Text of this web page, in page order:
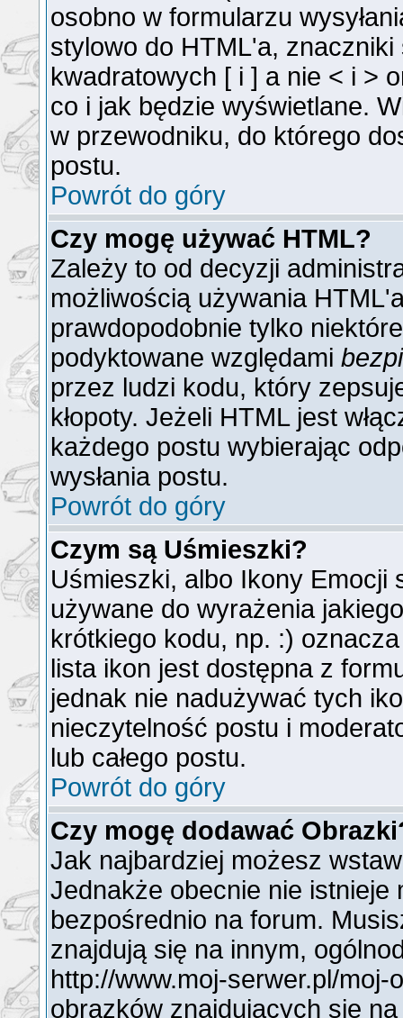
osobno w formularzu
stylowo do HTML'a,
kwadratowych [ i ] a nie < i >
co i jak będzie wyświetlane.
w przewodniku, do którego
postu.
Powrót do góry
Czy mogę używać HTML?
Zależy to od decyzji
możliwością używania
prawdopodobnie tylko
podyktowane względami
przez ludzi kodu, który
kłopoty. Jeżeli HTML jest
każdego postu wybierając
wysłania postu.
Powrót do góry
Czym są Uśmieszki?
Uśmieszki, albo Ikony Emocji
używane do wyrażenia
krótkiego kodu, np. :)
lista ikon jest dostępna z
jednak nie nadużywać tych
nieczytelność postu i
lub całego postu.
Powrót do góry
Czy mogę dodawać
Jak najbardziej możesz
Jednakże obecnie nie istnieje
bezpośrednio na forum.
znajdują się na innym,
http://www.moj-serwer.pl/
obrazków znajdujących się